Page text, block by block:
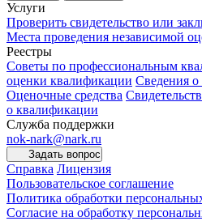
Услуги
Проверить свидетельство или
Места проведения независимой
Реестры
Советы по профессиональным
оценки квалификации Сведения
Оценочные средства
о квалификации
Служба поддержки
nok-nark@nark.ru
Задать вопрос
Справка Лицензия
Пользовательское соглашение
Политика обработки
Согласие на обработку